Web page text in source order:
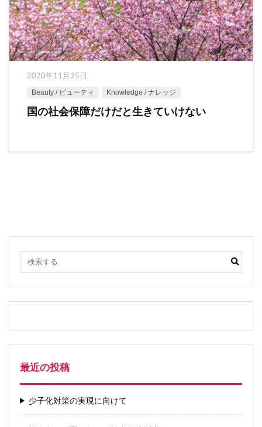
2020年11月25日
Beauty / ビューティ Knowledge / ナレッジ
国の社会保障だけだと生きていけない
最近の投稿
少子化対策の実現に向けて